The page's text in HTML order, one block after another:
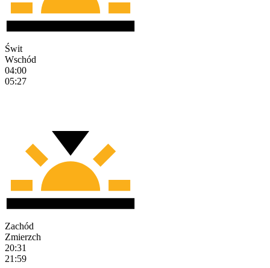
Świt
Wschód
04:00
05:27
Zachód
Zmierzch
20:31
21:59